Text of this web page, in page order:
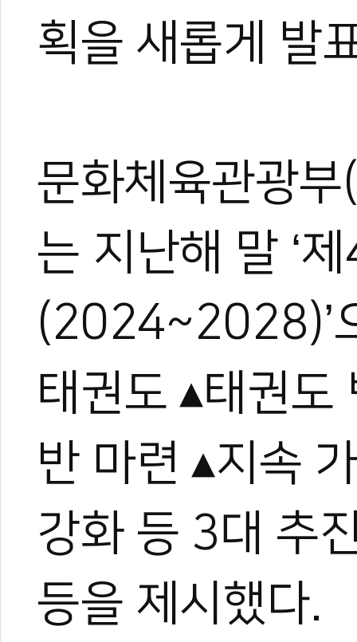
획을 새롭게 발
문화체육관광
는 지난해 말 ‘
(2024~2028)’
태권도 ▴태권도
반 마련 ▴지속
강화 등 3대 추
등을 제시했다.